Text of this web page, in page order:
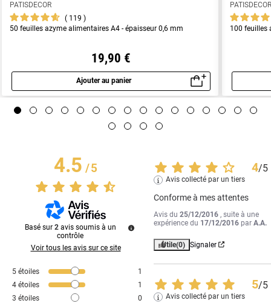
PATISDECOR
119
50 feuilles azyme alimentaires A4 - épaisseur 0,6 mm
19,90 €
Ajouter au panier
Aperçu rapide
100 feuilles
4.5/5
Basé sur 2 avis soumis à un
contrôle
Voir tous les avis sur ce site
5 étoiles
1
4 étoiles
1
3 étoiles
0
4/5
Avis collecté par un tiers
Conforme à mes attentes
Avis du25/12/2016 , suite à une
expérience du 17/12/2016 parA.A.
Utile(0) Signaler
5/5
Avis collecté par un tiers